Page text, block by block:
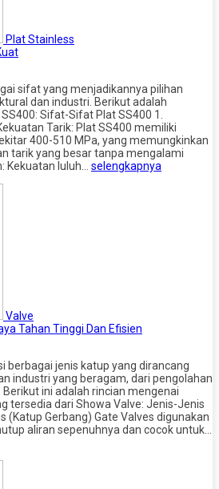
Plat Stainless
sifat yang menjadikannya pilihan
dan industri. Berikut adalah
Sifat-Sifat Plat SS400 1.
Tarik: Plat SS400 memiliki
400-510 MPa, yang memungkinkan
tarik yang besar tanpa mengalami
Kekuatan luluh… selengkapnya
Valve
Tahan Tinggi Dan Efisien
berbagai jenis katup yang dirancang
industri yang beragam, dari pengolahan
ini adalah rincian mengenai
tersedia dari Showa Valve: Jenis-Jenis
(Katup Gerbang) Gate Valves digunakan
aliran sepenuhnya dan cocok untuk…